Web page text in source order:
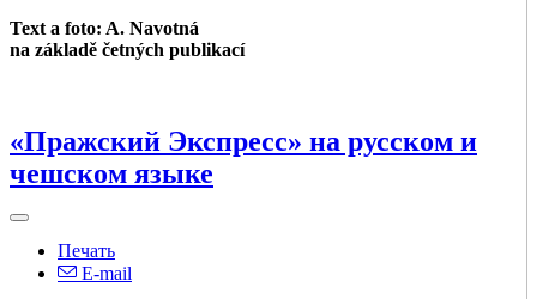
Text a foto: A. Navotná
na základě četných publikací
«Пражский Экспресс» на русском и
чешском языке
Печать
E-mail